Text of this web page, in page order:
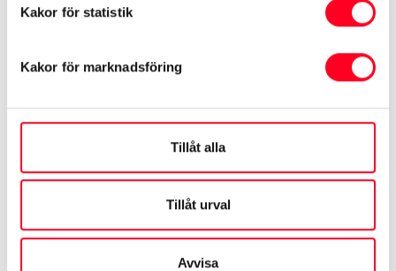
Kakor för statistik
Kakor för marknadsföring
Tillåt alla
Tillåt urval
Avvisa
Finansiering
Kontantinsats
36mån